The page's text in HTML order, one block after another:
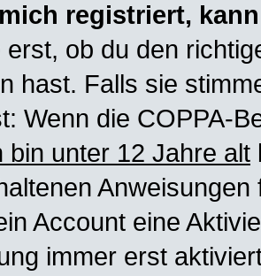
registriert,
erst, ob du den
hast. Falls sie
Wenn die COPPA-
bin unter 12 Jahre alt
Account eine
immer erst